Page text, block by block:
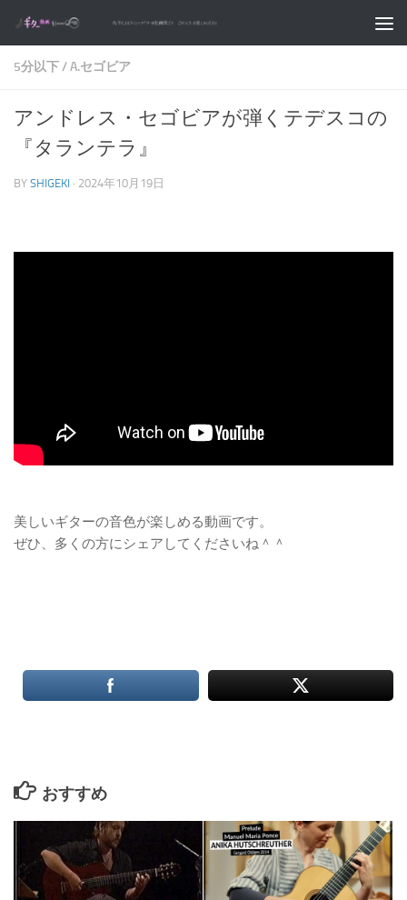
コンテンツへスキップ
5分以下/A.セゴビア
アンドレス・セゴビアが弾くテデスコの
『タランテラ』
BY SHIGEKI · 2024年10月19日
美しいギターの音色が楽しめる動画です。
ぜひ、多くの方にシェアしてくださいね＾＾
おすすめ